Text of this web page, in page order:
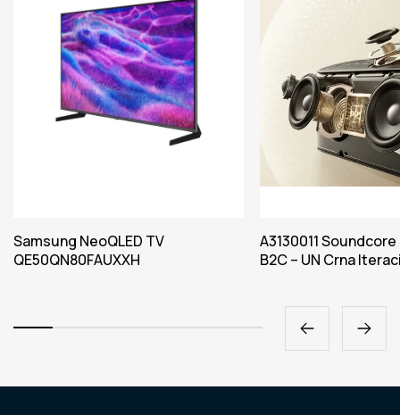
Samsung NeoQLED TV
QE50QN80FAUXXH
A3130011
B2C – UN Crna